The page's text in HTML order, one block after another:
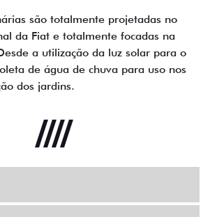
são totalmente projetadas no
da Fiat e totalmente focadas na
a utilização da luz solar para o
de água de chuva para uso nos
dos jardins.​